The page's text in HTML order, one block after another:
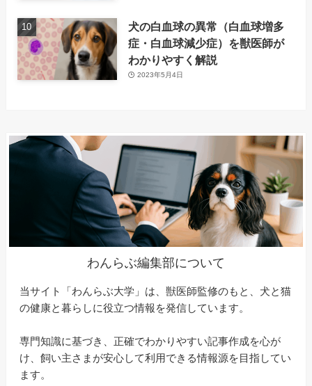
犬の白血球の異常（白血球増多
症・白血球減少症）を獣医師が
わかりやすく解説
2023年5月4日
わんらぶ編集部について
当サイト「わんらぶ大学」は、獣医師監修のもと、犬と猫
の健康と暮らしに役立つ情報を発信しています。
専門知識に基づき、正確でわかりやすい記事作成を心が
け、飼い主さまが安心して利用できる情報源を目指してい
ます。